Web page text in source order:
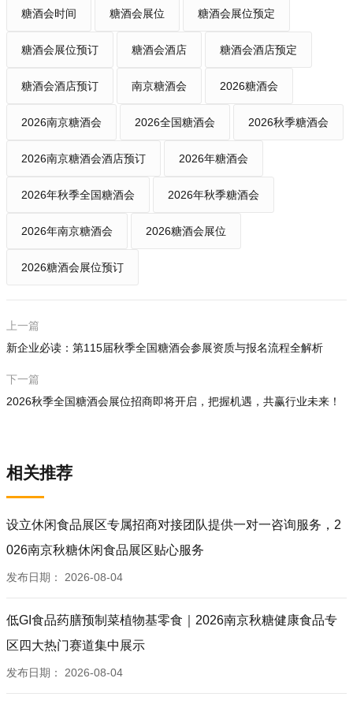
糖酒会时间 糖酒会展位 糖酒会展位预定
糖酒会展位预订 糖酒会酒店 糖酒会酒店预定
糖酒会酒店预订 南京糖酒会 2026糖酒会
2026南京糖酒会 2026全国糖酒会 2026秋季糖酒会
2026南京糖酒会酒店预订 2026年糖酒会
2026年秋季全国糖酒会 2026年秋季糖酒会
2026年南京糖酒会 2026糖酒会展位
2026糖酒会展位预订
上一篇
新企业必读：第115届秋季全国糖酒会参展资质与报名流程全解析
下一篇
2026秋季全国糖酒会展位招商即将开启，把握机遇，共赢行业未来！
相关推荐
设立休闲食品展区专属招商对接团队提供一对一咨询服务，2
026南京秋糖休闲食品展区贴心服务
发布日期： 2026-08-04
低GI食品药膳预制菜植物基零食｜2026南京秋糖健康食品专
区四大热门赛道集中展示
发布日期： 2026-08-04